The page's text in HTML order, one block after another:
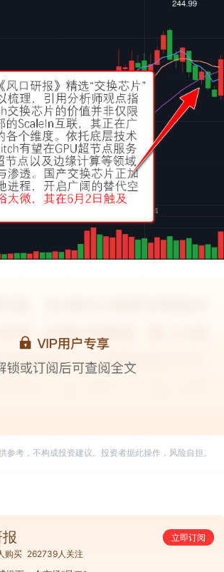
参考，不构成投资建议。投资者据此操作，风险自担。
立即订阅
购买 262739人关注